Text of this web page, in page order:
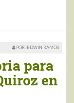
POR: EDWIN RAMOS
para
en